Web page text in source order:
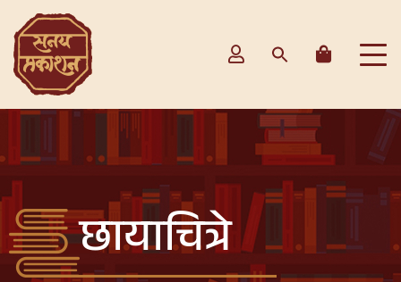
छायाचित्रे